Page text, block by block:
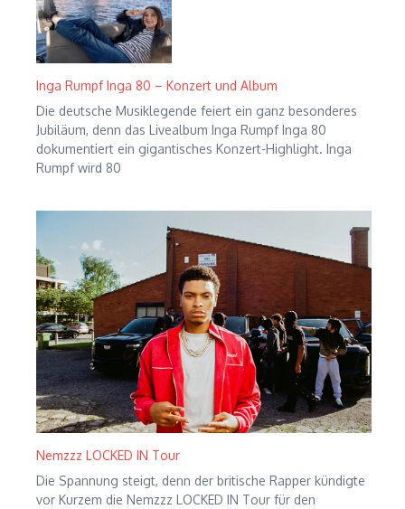
Inga Rumpf Inga 80 – Konzert und Album
Die deutsche Musiklegende feiert ein ganz besonderes
Jubiläum, denn das Livealbum Inga Rumpf Inga 80
dokumentiert ein gigantisches Konzert-Highlight. Inga
Rumpf wird 80
Nemzzz LOCKED IN Tour
Die Spannung steigt, denn der britische Rapper kündigte
vor Kurzem die Nemzzz LOCKED IN Tour für den